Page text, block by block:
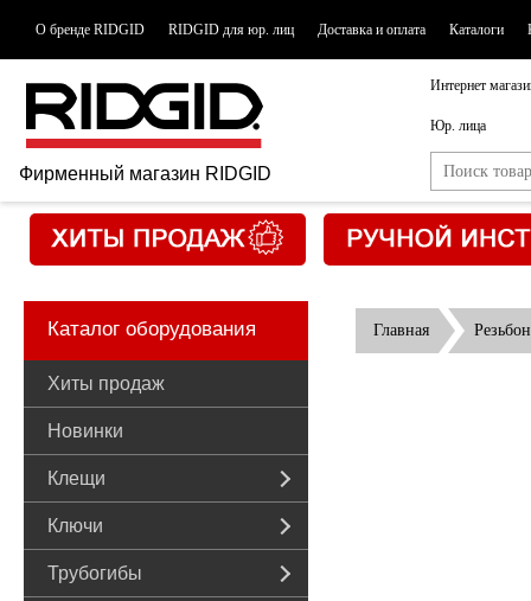
О бренде RIDGID RIDGID для юр. лиц Доставка и оплата Каталоги
Фирменный магазин RIDGID
Интернет
Юр. лица
Каталог оборудования
Хиты продаж
Новинки
Клещи
Ключи
Трубогибы
Главная